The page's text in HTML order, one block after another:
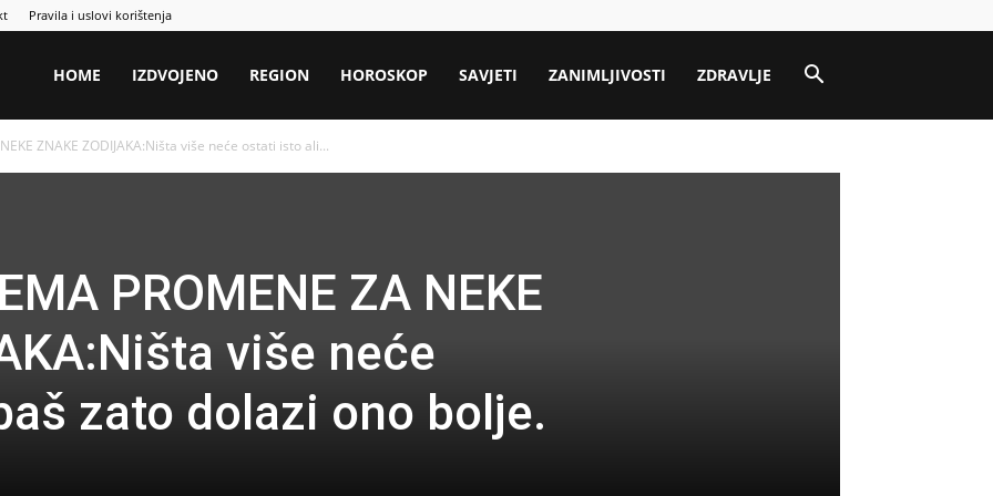
Pravila i uslovi korištenja
HOME IZDVOJENO REGION HOROSKOP SAVJETI ZANIMLJIVOSTI ZDRAVLJE
ZNAKE ZODIJAKA:Ništa više neće ostati isto ali...
PROMENE ZA NEKE
više neće
zato dolazi ono bolje.